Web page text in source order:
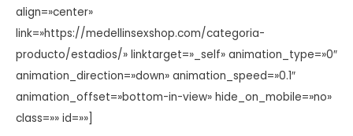
align=»center»
link=»https://medellinsexshop.com/categoria-
producto/estadios/» linktarget=»_self» animation_type=»0″
animation_direction=»down» animation_speed=»0.1″
animation_offset=»bottom-in-view» hide_on_mobile=»no»
class=»» id=»»]